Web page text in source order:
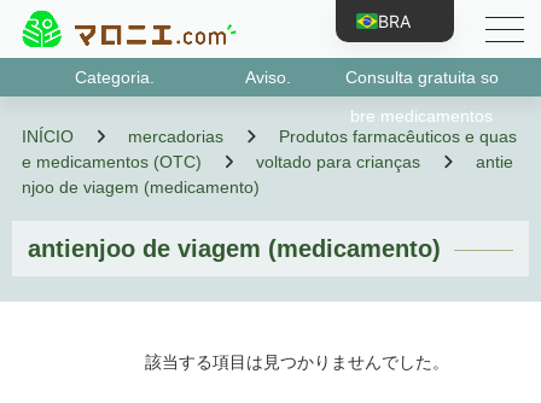
Categoria.
Medicamentos designados da categoria 2
Medicamentos que podem estar sujeitos a ab
uso, etc.
Aviso.
Consulta gratuita so
bre medicamentos
INÍCIO
mercadorias
Produtos farmacêuticos e quas
e medicamentos (OTC)
voltado para crianças
antie
njoo de viagem (medicamento)
antienjoo de viagem (medicamento)
該当する項目は見つかりませんでした。
BRA
JPN
ENG
CHN
VNM
IDN